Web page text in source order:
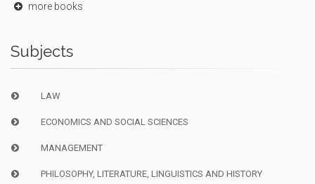
more books
Subjects
LAW
ECONOMICS AND SOCIAL SCIENCES
MANAGEMENT
PHILOSOPHY, LITERATURE, LINGUISTICS AND HISTORY